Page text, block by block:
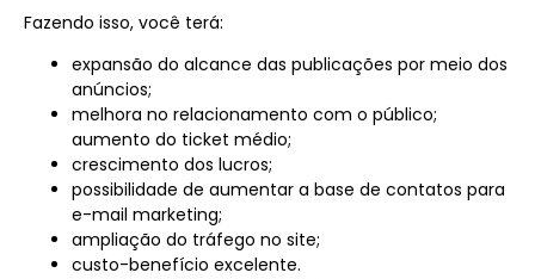
Fazendo isso, você terá:
expansão do alcance das publicações por meio dos
anúncios;
melhora no relacionamento com o público;
aumento do ticket médio;
crescimento dos lucros;
possibilidade de aumentar a base de contatos para
e-mail marketing;
ampliação do tráfego no site;
custo-benefício excelente.